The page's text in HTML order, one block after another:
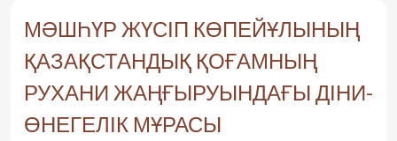
МӘШҺҮР ЖҮСІП КӨПЕЙҰЛЫНЫҢ
ҚАЗАҚСТАНДЫҚ ҚОҒАМНЫҢ
РУХАНИ ЖАҢҒЫРУЫНДАҒЫ ДІНИ-
ӨНЕГЕЛІК МҰРАСЫ